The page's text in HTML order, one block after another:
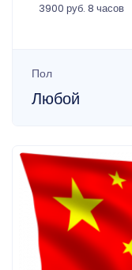
3900 руб. 8 часов
Пол
Любой